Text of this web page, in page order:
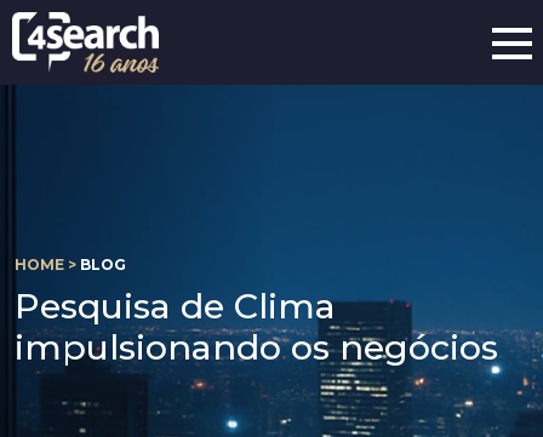
HOME > BLOG
Pesquisa de Clima
impulsionando os negócios